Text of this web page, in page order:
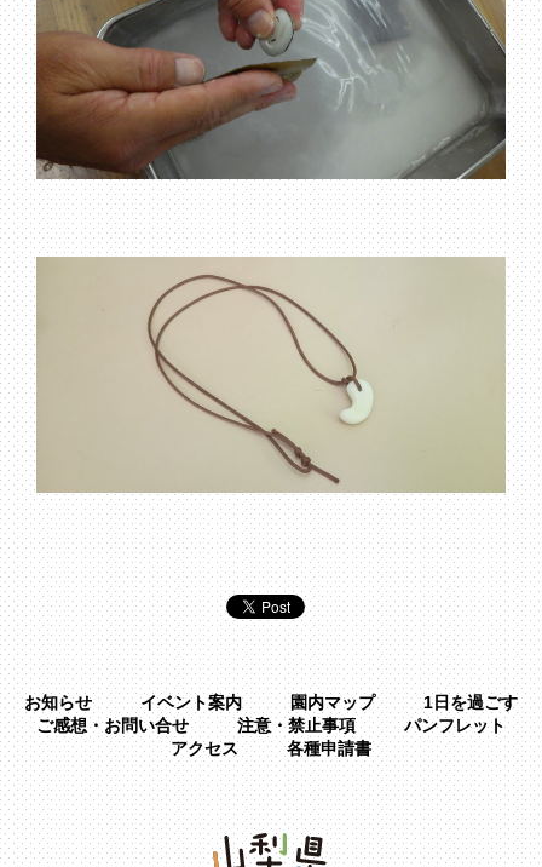
お知らせ イベント案内 園内マップ
1日を過ごす
ご感想・お問い合せ
注意・禁止事項
パンフレット
アクセス
各種申請書